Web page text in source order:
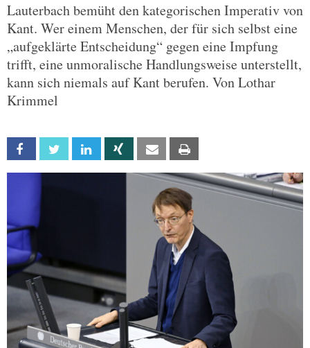
Lauterbach bemüht den kategorischen Imperativ von
Kant. Wer einem Menschen, der für sich selbst eine
„aufgeklärte Entscheidung“ gegen eine Impfung
trifft, eine unmoralische Handlungsweise unterstellt,
kann sich niemals auf Kant berufen. Von Lothar
Krimmel
Facebook Twitter Linkedin Xing Email